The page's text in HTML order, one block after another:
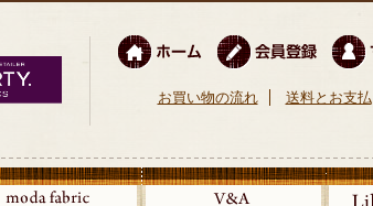
お買い物の流れ 送料とお支払